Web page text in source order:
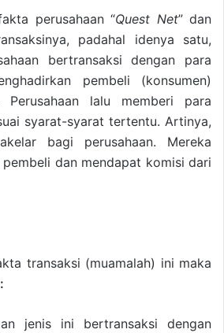
perusahaan “Quest Net” dan
padahal idenya satu,
bertransaksi dengan para
pembeli (konsumen)
Perusahaan lalu memberi para
syarat-syarat tertentu. Artinya,
bagi perusahaan. Mereka
dan mendapat komisi dari
transaksi (muamalah) ini maka
:
jenis ini bertransaksi dengan